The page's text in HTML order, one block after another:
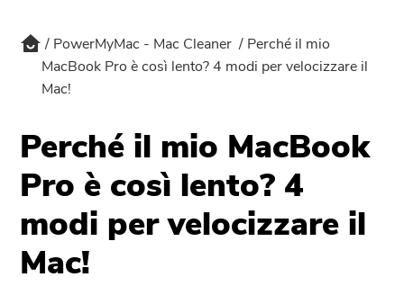
Prodotti & Soluzioni
Utilità
PowerMyMac
PowerUninstall
Convertitore Video
Negozio
Supporto
PowerMyMac - Mac Cleaner
Perché il mio
MacBook Pro è così lento? 4 modi per velocizzare il
Mac!
Perché il mio MacBook
Pro è così lento? 4
modi per velocizzare il
Mac!